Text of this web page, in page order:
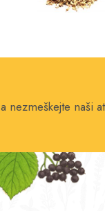
nezmeškejte naši